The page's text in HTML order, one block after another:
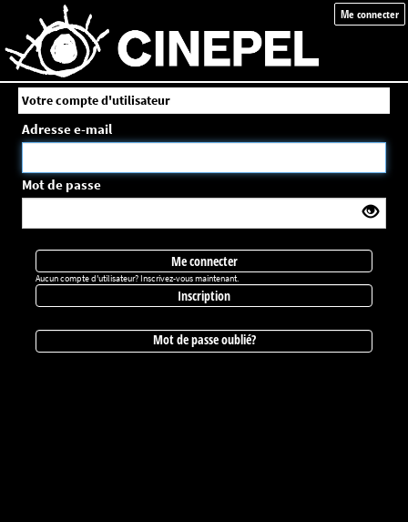
Me connecter
Votre compte d'utilisateur
Adresse e-mail
Mot de passe
Me connecter
Aucun compte d'utilisateur? Inscrivez-vous maintenant.
Inscription
Mot de passe oublié?